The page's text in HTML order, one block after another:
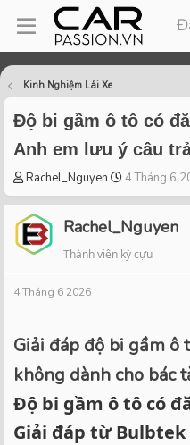
Kinh Nghiệm Lái Xe
Độ bi gầm ô tô có
Anh em lưu ý câu
T
h
r
e
a
t
r
t
e
Rachel_Nguyen
S
t
r
t
d
4 Tháng 6
Rachel_Nguyen
Thành viên kỳ cựu
4 Tháng 6 2026
Giải đáp độ bi gầm ô
không dành cho bác
Độ bi gầm ô tô có
Giải đáp từ